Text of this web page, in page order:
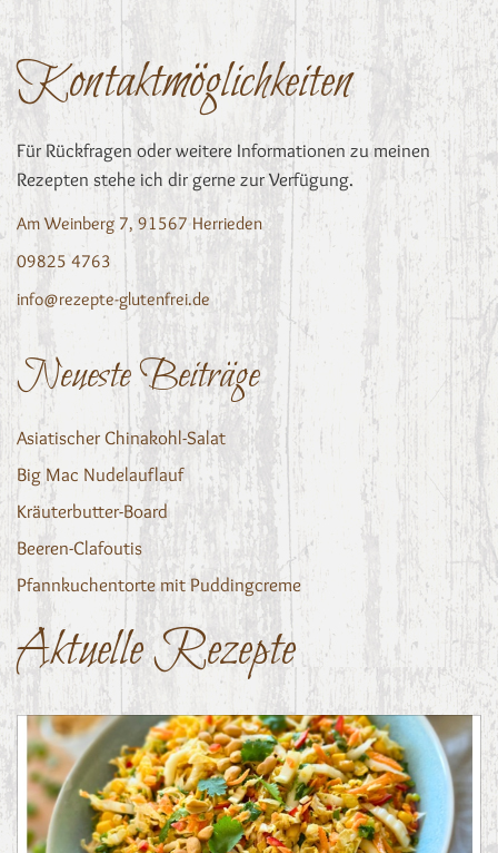
Kontaktmöglichkeiten
Für Rückfragen oder weitere Informationen zu meinen
Rezepten stehe ich dir gerne zur Verfügung.
Am Weinberg 7, 91567 Herrieden
09825 4763
info@rezepte-glutenfrei.de
Neueste Beiträge
Asiatischer Chinakohl-Salat
Big Mac Nudelauflauf
Kräuterbutter-Board
Beeren-Clafoutis
Pfannkuchentorte mit Puddingcreme
Aktuelle Rezepte